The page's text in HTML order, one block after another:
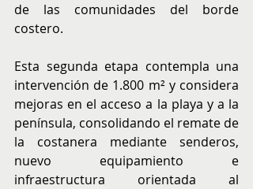
de las comunidades del borde
costero.
Esta segunda etapa contempla una
intervención de 1.800 m² y considera
mejoras en el acceso a la playa y a la
península, consolidando el remate de
la costanera mediante senderos,
nuevo equipamiento e
infraestructura orientada al